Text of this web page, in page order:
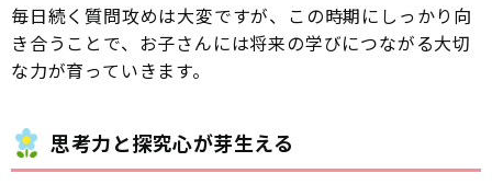
毎日続く質問攻めは大変ですが、この時期にしっかり向
き合うことで、お子さんには将来の学びにつながる大切
な力が育っていきます。
思考力と探究心が芽生える